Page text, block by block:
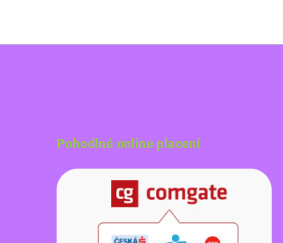
Pohodlné online placení